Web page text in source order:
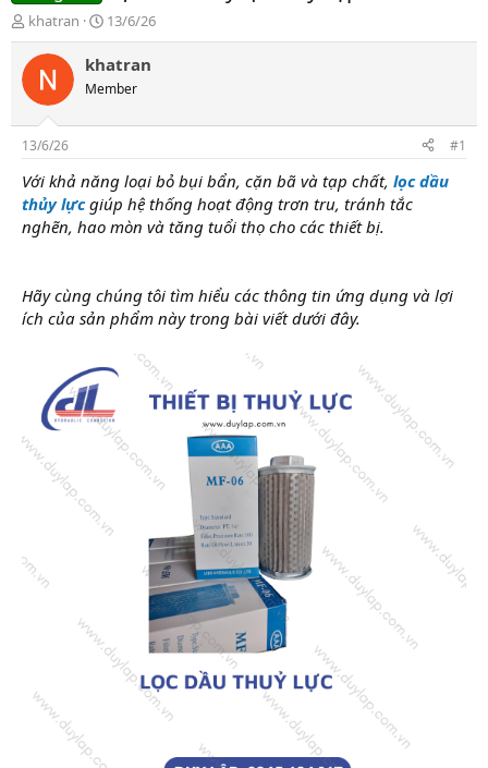
T
h
r
a
s
t
a
r
t
e
khatran
N
g
à
g
13/6/26
khatran
Member
13/6/26 #1
Với khả năng loại bỏ bụi bẩn, cặn bã và tạp chất, lọc dầu
thủy lựcgiúp hệ thống hoạt động trơn tru, tránh tắc
nghẽn, hao mòn và tăng tuổi thọ cho các thiết bị.
Hãy cùng chúng tôi tìm hiểu các thông tin ứng dụng và lợi
ích của sản phẩm này trong bài viết dưới đây.